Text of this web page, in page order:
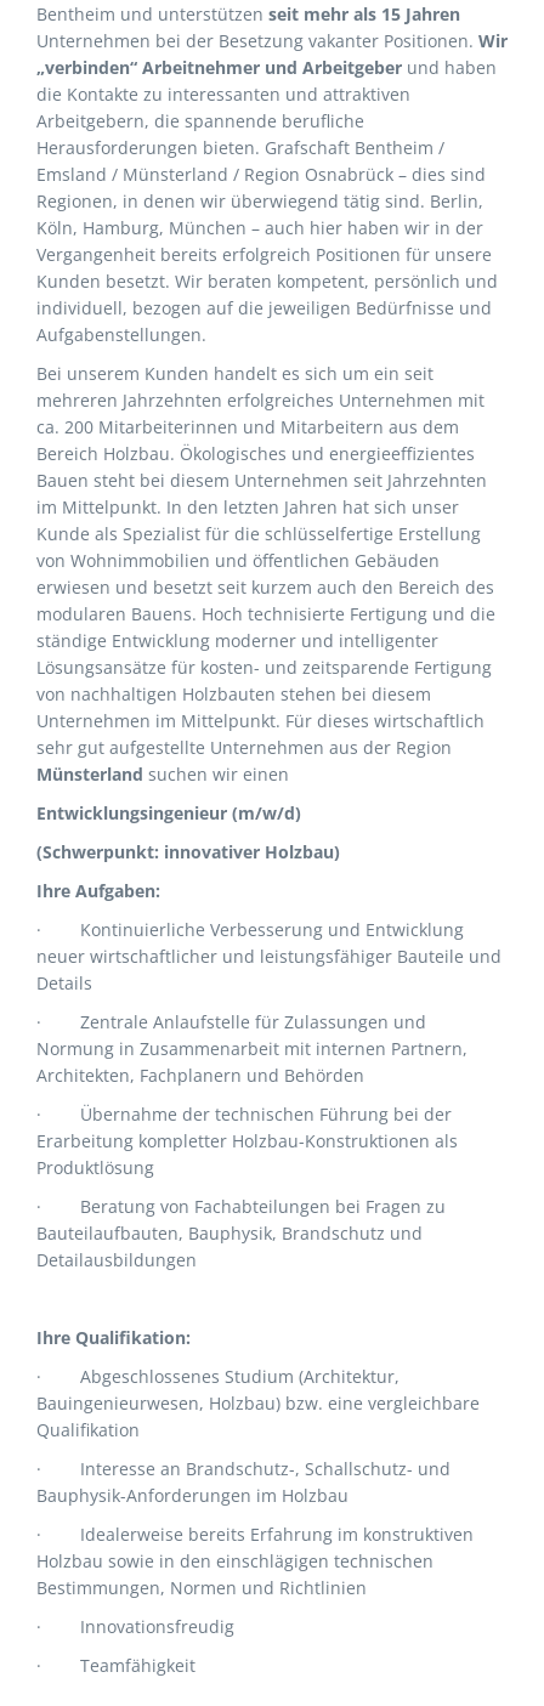
Bentheim und unterstützen seit mehr als 15 Jahren
Unternehmen bei der Besetzung vakanter Positionen. Wir
„verbinden“ Arbeitnehmer und Arbeitgeber und haben
die Kontakte zu interessanten und attraktiven
Arbeitgebern, die spannende berufliche
Herausforderungen bieten. Grafschaft Bentheim /
Emsland / Münsterland / Region Osnabrück – dies sind
Regionen, in denen wir überwiegend tätig sind. Berlin,
Köln, Hamburg, München – auch hier haben wir in der
Vergangenheit bereits erfolgreich Positionen für unsere
Kunden besetzt. Wir beraten kompetent, persönlich und
individuell, bezogen auf die jeweiligen Bedürfnisse und
Aufgabenstellungen.
Bei unserem Kunden handelt es sich um ein seit
mehreren Jahrzehnten erfolgreiches Unternehmen mit
ca. 200 Mitarbeiterinnen und Mitarbeitern aus dem
Bereich Holzbau. Ökologisches und energieeffizientes
Bauen steht bei diesem Unternehmen seit Jahrzehnten
im Mittelpunkt. In den letzten Jahren hat sich unser
Kunde als Spezialist für die schlüsselfertige Erstellung
von Wohnimmobilien und öffentlichen Gebäuden
erwiesen und besetzt seit kurzem auch den Bereich des
modularen Bauens. Hoch technisierte Fertigung und die
ständige Entwicklung moderner und intelligenter
Lösungsansätze für kosten- und zeitsparende Fertigung
von nachhaltigen Holzbauten stehen bei diesem
Unternehmen im Mittelpunkt. Für dieses wirtschaftlich
sehr gut aufgestellte Unternehmen aus der Region
Münsterland suchen wir einen
Entwicklungsingenieur (m/w/d)
(Schwerpunkt: innovativer Holzbau)
Ihre Aufgaben:
· Kontinuierliche Verbesserung und Entwicklung
neuer wirtschaftlicher und leistungsfähiger Bauteile und
Details
· Zentrale Anlaufstelle für Zulassungen und
Normung in Zusammenarbeit mit internen Partnern,
Architekten, Fachplanern und Behörden
· Übernahme der technischen Führung bei der
Erarbeitung kompletter Holzbau-Konstruktionen als
Produktlösung
· Beratung von Fachabteilungen bei Fragen zu
Bauteilaufbauten, Bauphysik, Brandschutz und
Detailausbildungen
Ihre Qualifikation:
· Abgeschlossenes Studium (Architektur,
Bauingenieurwesen, Holzbau) bzw. eine vergleichbare
Qualifikation
· Interesse an Brandschutz-, Schallschutz- und
Bauphysik-Anforderungen im Holzbau
· Idealerweise bereits Erfahrung im konstruktiven
Holzbau sowie in den einschlägigen technischen
Bestimmungen, Normen und Richtlinien
· Innovationsfreudig
· Teamfähigkeit